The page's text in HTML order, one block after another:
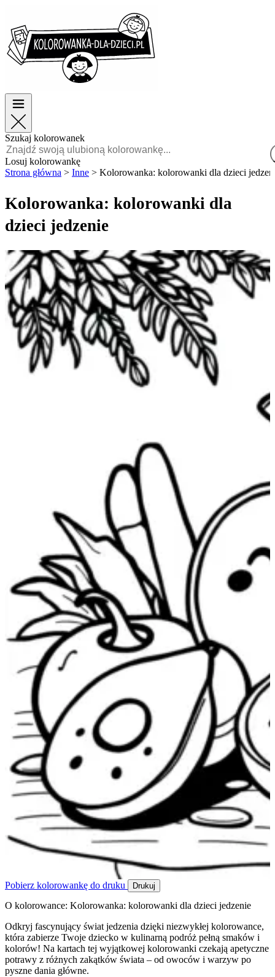
TOP kategorie
Dla chłopców
Dla dziewczynek
Polski
POLSKI
FRANÇAIS
MALAGASY
VIỆT
TOP kategorie
Dla chłopców
Dla dziewczynek
Szukaj kolorowanek
Losuj kolorowankę
Strona główna > Inne > Kolorowanka: kolorowanki dla dzieci
Kolorowanka: kolorowanki dla
dzieci jedzenie
Pobierz kolorowankę do druku Drukuj
O kolorowance: Kolorowanka: kolorowanki dla dzieci jedzenie
Odkryj fascynujący świat jedzenia dzięki niezwykłej kolorowance,
która zabierze Twoje dziecko w kulinarną podróż pełną smaków i
kolorów! Na kartach tej wyjątkowej kolorowanki czekają apetyczne
potrawy z różnych zakątków świata – od owoców i warzyw po
pyszne dania główne.